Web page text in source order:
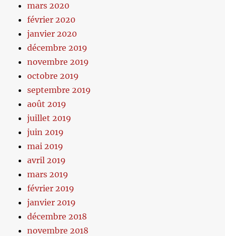
mars 2020
février 2020
janvier 2020
décembre 2019
novembre 2019
octobre 2019
septembre 2019
août 2019
juillet 2019
juin 2019
mai 2019
avril 2019
mars 2019
février 2019
janvier 2019
décembre 2018
novembre 2018